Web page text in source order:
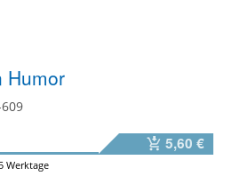
Humor
5,60 €
Werktage